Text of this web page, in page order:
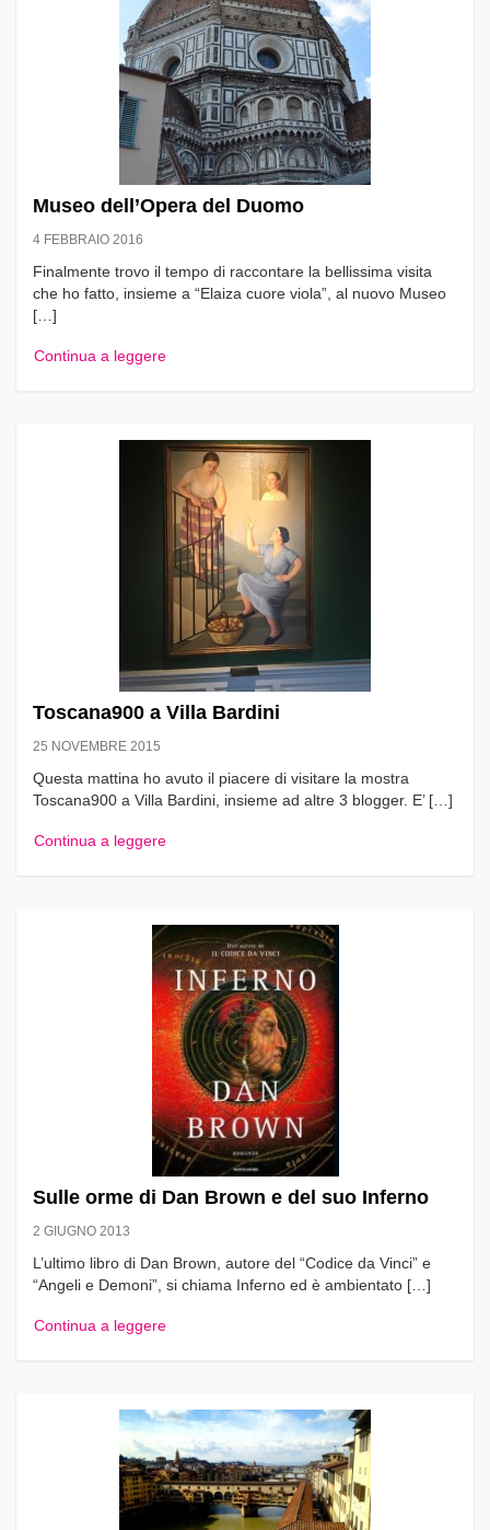
Museo dell’Opera del Duomo
4 FEBBRAIO 2016
Finalmente trovo il tempo di raccontare la bellissima visita
che ho fatto, insieme a “Elaiza cuore viola”, al nuovo Museo
[…]
Continua a leggere
Toscana900 a Villa Bardini
25 NOVEMBRE 2015
Questa mattina ho avuto il piacere di visitare la mostra
Toscana900 a Villa Bardini, insieme ad altre 3 blogger. E’ […]
Continua a leggere
Sulle orme di Dan Brown e del suo Inferno
2 GIUGNO 2013
L’ultimo libro di Dan Brown, autore del “Codice da Vinci” e
“Angeli e Demoni”, si chiama Inferno ed è ambientato […]
Continua a leggere